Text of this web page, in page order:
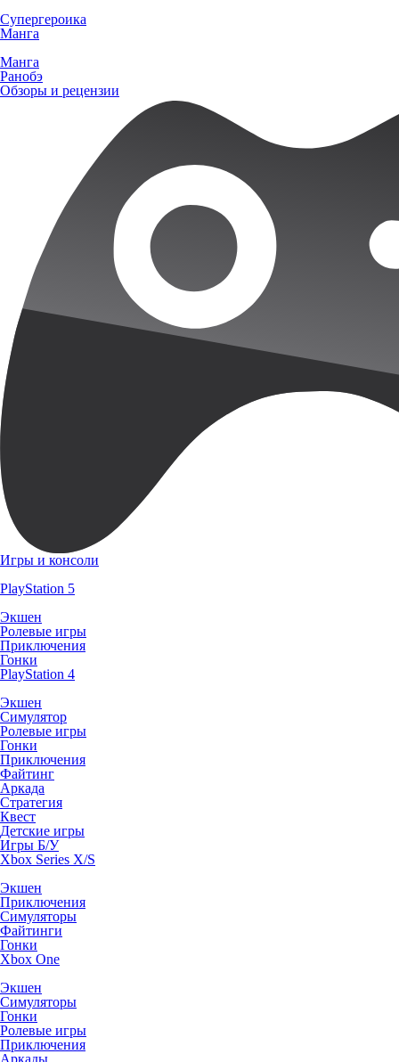
Супергероика
Манга
Манга
Ранобэ
Обзоры и рецензии
Игры и консоли
PlayStation 5
Экшен
Ролевые игры
Приключения
Гонки
PlayStation 4
Экшен
Симулятор
Ролевые игры
Гонки
Приключения
Файтинг
Аркада
Стратегия
Квест
Детские игры
Игры Б/У
Xbox Series X/S
Экшен
Приключения
Симуляторы
Файтинги
Гонки
Xbox One
Экшен
Симуляторы
Гонки
Ролевые игры
Приключения
Аркады